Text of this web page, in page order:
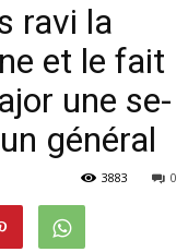
ravi la
et le fait
une se­
gé­né­ral
0
3883